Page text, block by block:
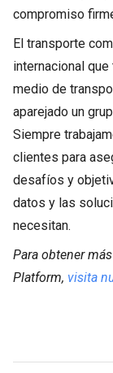
compromiso
El transporte
internacional
medio de
aparejado un
Siempre
clientes para
desafíos y
datos y las
necesitan.
Para obtener
Platform, visita